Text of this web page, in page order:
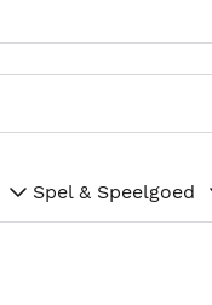
Spel & Speelgoed